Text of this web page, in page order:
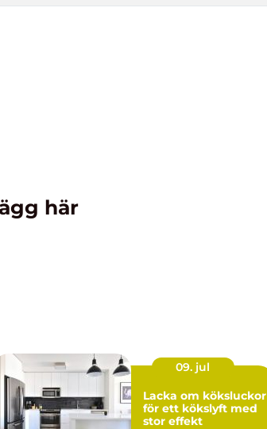
här
09. jul
Lacka om köksluckor
för ett kökslyft med
stor effekt